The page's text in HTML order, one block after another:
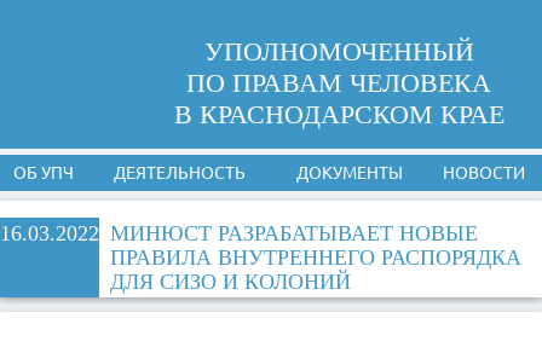
УПОЛНОМОЧЕННЫЙ
ПО ПРАВАМ ЧЕЛОВЕКА
В КРАСНОДАРСКОМ КРАЕ
ОБ УПЧ ДЕЯТЕЛЬНОСТЬ ДОКУМЕНТЫ НОВОСТИ
16.03.2022 МИНЮСТ РАЗРАБАТЫВАЕТ НОВЫЕ
ПРАВИЛА ВНУТРЕННЕГО РАСПОРЯДКА
ДЛЯ СИЗО И КОЛОНИЙ